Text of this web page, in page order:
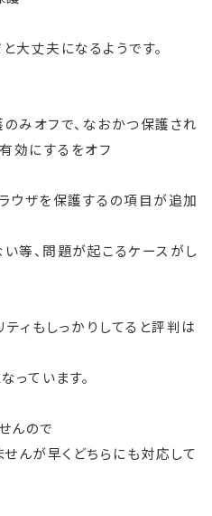
大丈夫になるようです。
みオフで、なおかつ保護され
効にするをオフ
ウザを保護するの項目が追加
等、問題が起こるケースがし
ィもしっかりしてると評判は
っています。
んので
んが早くどちらにも対応して